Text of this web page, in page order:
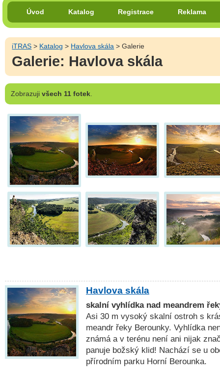
Úvod Katalog Registrace Reklama
iTRAS > Katalog > Havlova skála > Galerie
Galerie: Havlova skála
Zobrazuji všech 11 fotek.
Havlova skála
skalní vyhlídka nad meandrem
Asi 30 m vysoký skalní ostroh s
meandr řeky Berounky. Vyhlídka
známá a v terénu není ani nijak
panuje božský klid! Nachází se u
přírodním parku Horní Berounka.